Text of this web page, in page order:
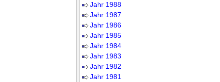
Jahr 1988
Jahr 1987
Jahr 1986
Jahr 1985
Jahr 1984
Jahr 1983
Jahr 1982
Jahr 1981